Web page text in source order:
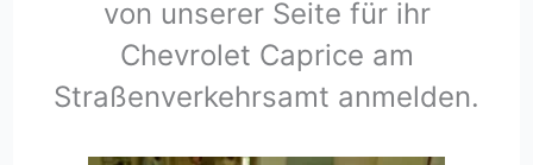
von unserer Seite für ihr
Chevrolet Caprice am
Straßenverkehrsamt anmelden.